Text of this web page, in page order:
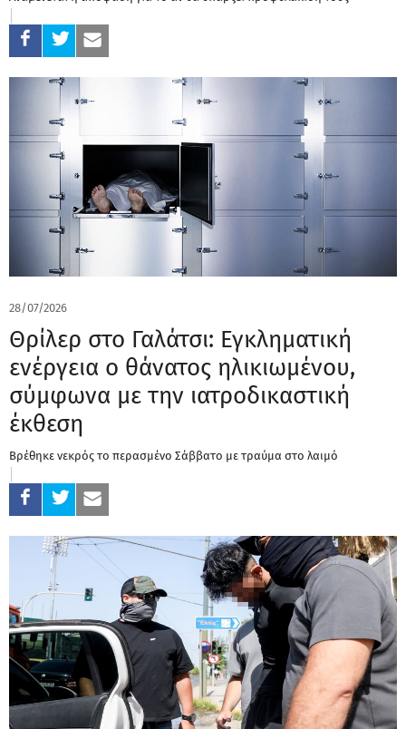
28/07/2026
Θρίλερ στο Γαλάτσι: Εγκληματική
ενέργεια ο θάνατος ηλικιωμένου,
σύμφωνα με την ιατροδικαστική
έκθεση
Βρέθηκε νεκρός το περασμένο Σάββατο με τραύμα στο λαιμό